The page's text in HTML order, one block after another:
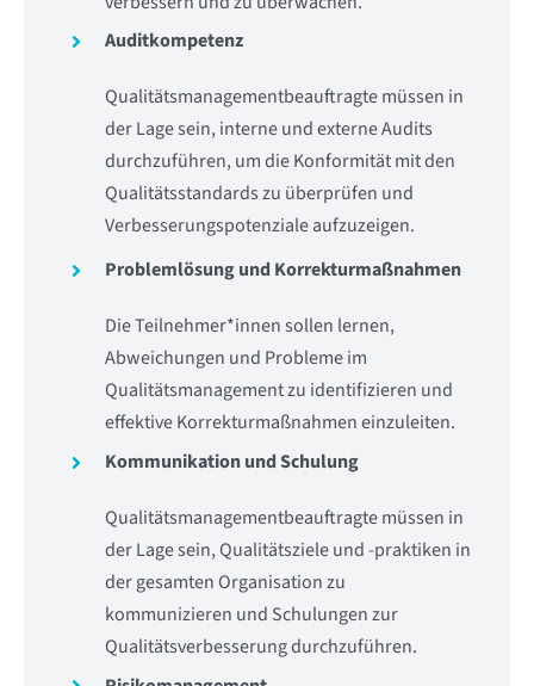
Auditkompetenz
Qualitätsmanagementbeauftragte müssen in
der Lage sein, interne und externe Audits
durchzuführen, um die Konformität mit den
Qualitätsstandards zu überprüfen und
Verbesserungspotenziale aufzuzeigen.
Problemlösung und Korrekturmaßnahmen
Die Teilnehmer*innen sollen lernen,
Abweichungen und Probleme im
Qualitätsmanagement zu identifizieren und
effektive Korrekturmaßnahmen einzuleiten.
Kommunikation und Schulung
Qualitätsmanagementbeauftragte müssen in
der Lage sein, Qualitätsziele und -praktiken in
der gesamten Organisation zu
kommunizieren und Schulungen zur
Qualitätsverbesserung durchzuführen.